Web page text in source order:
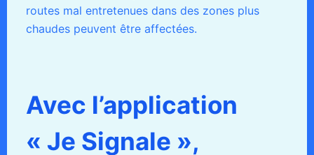
routes mal entretenues dans des zones plus
chaudes peuvent être affectées.
Avec l’application
« Je Signale »,